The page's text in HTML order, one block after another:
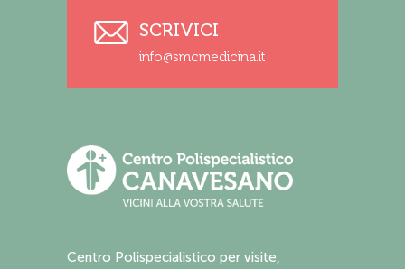
SCRIVICI
info@smcmedicina.it
Centro Polispecialistico per visite,